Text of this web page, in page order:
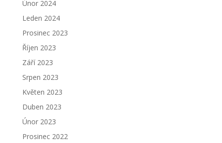
Únor 2024
Leden 2024
Prosinec 2023
Říjen 2023
Září 2023
Srpen 2023
Květen 2023
Duben 2023
Únor 2023
Prosinec 2022